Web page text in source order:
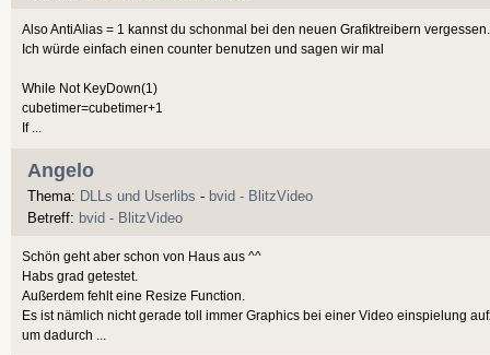
Also AntiAlias = 1 kannst du schonmal bei den neuen Grafiktreibern vergessen.
Ich würde einfach einen counter benutzen und sagen wir mal
While Not KeyDown(1)
cubetimer=cubetimer+1
If ...
Angelo
Thema: DLLs und Userlibs - bvid - BlitzVideo
Betreff: bvid - BlitzVideo
Schön geht aber schon von Haus aus ^^
Habs grad getestet.
Außerdem fehlt eine Resize Function.
Es ist nämlich nicht gerade toll immer Graphics bei einer Video einspielung
um dadurch ...